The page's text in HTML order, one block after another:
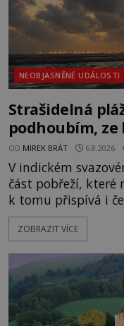
NEOBJASNĚNÉ UDÁLOSTI
Strašidelná
podhoubím,
OD MIREK BRÁT 6.8.2026
V indickém
část pobřeží, které
k tomu přispívá i
pláž takové netypické
pravdivé historky,
následovat.
Surat. Gu
ZOBRAZIT VÍCE